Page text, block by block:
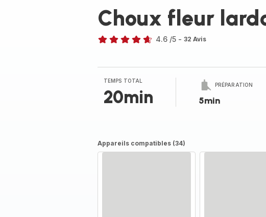
Choux fleur
4.6 /5 - 32 Avis
TEMPS TOTAL
20min
PRÉPARATION
5min
Appareils compatibles (34)